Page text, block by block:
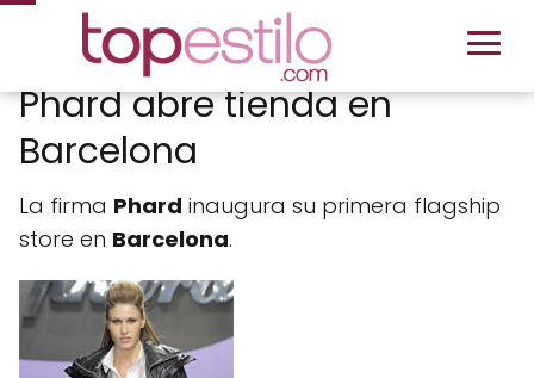
Phard abre tienda en
Barcelona
La firma Phard inaugura su primera flagship
store en Barcelona.